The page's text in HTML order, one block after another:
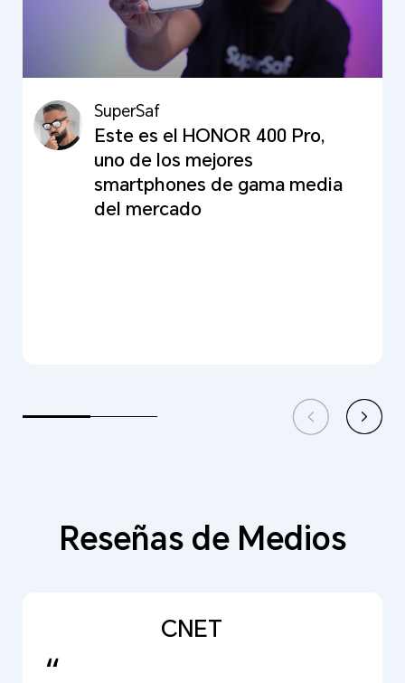
SuperSaf
Este es el HONOR 400 Pro,
uno de los mejores
smartphones de gama media
del mercado
The Tech Chap
La serie HONOR 400 será la
mejor gama media de
teléfonos del 2025
Reseñas de Medios
CNET